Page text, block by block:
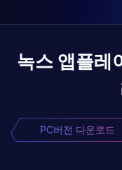
녹스 앱플레
PC버전 다운로드